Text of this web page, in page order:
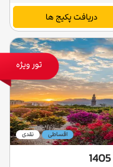
دریافت پکیج ها
تور ویژه
نقدی اقساطی